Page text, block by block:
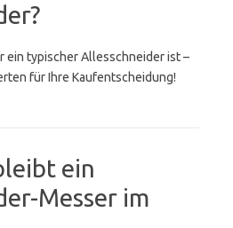
ein typischer Allesschneider ist –
für Ihre Kaufentscheidung!
ein
Messer im